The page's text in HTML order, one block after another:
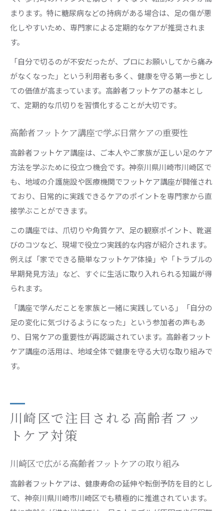
まります。特に糖尿病などの持病がある場合は、足の傷が悪
化しやすいため、専門家による定期的なケアが推奨されま
す。
「自分で切るのが不安だったが、プロにお願いしてから痛み
がなくなった」という利用者も多く、健康を守る第一歩とし
ての価値が高まっています。高齢者フットケアの基本とし
て、定期的な爪切りを習慣化することが大切です。
高齢者フットケア講座で学ぶ日常ケアの重要性
高齢者フットケア講座は、ご本人やご家族が正しい足のケア
方法を学ぶために役立つ機会です。神奈川県川崎市川崎区で
も、地域の介護施設や医療機関でフットケア講座が開催され
ており、日常的に実践できるケアのポイントを専門家から直
接学ぶことができます。
この講座では、爪切りや角質ケア、足の観察ポイント、靴選
びのコツなど、現場で役立つ実践的な内容が紹介されます。
例えば「家でできる簡単なフットケア体操」や「トラブルの
早期発見方法」など、すぐに生活に取り入れられる知識が得
られます。
「講座で学んだことを家族と一緒に実践している」「自分の
足の変化に気づけるようになった」という参加者の声もあ
り、日常ケアの重要性が再認識されています。高齢者フット
ケア講座の活用は、地域全体で健康を守る大切な取り組みで
す。
川崎区で注目される高齢者フッ
トケア対策
川崎区で広がる高齢者フットケアの取り組み
高齢者フットケアは、健康寿命の延伸や転倒予防を目的とし
て、神奈川県川崎市川崎区でも積極的に推進されています。